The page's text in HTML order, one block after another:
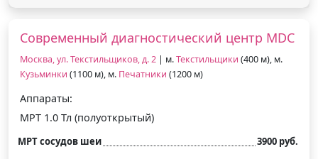
Современный диагностический центр MDC
Москва, ул. Текстильщиков, д. 2 | м.Текстильщики (400 м), м.
Кузьминки (1100 м), м. Печатники (1200 м)
Аппараты:
МРТ 1.0 Тл (полуоткрытый)
МРТ сосудов шеи 3900 руб.